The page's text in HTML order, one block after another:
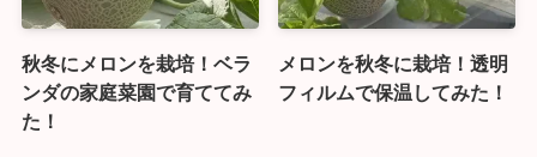
秋冬にメロンを栽培！ベラ
ンダの家庭菜園で育ててみ
た！
メロンを秋冬に栽培！透明
フィルムで保温してみた！